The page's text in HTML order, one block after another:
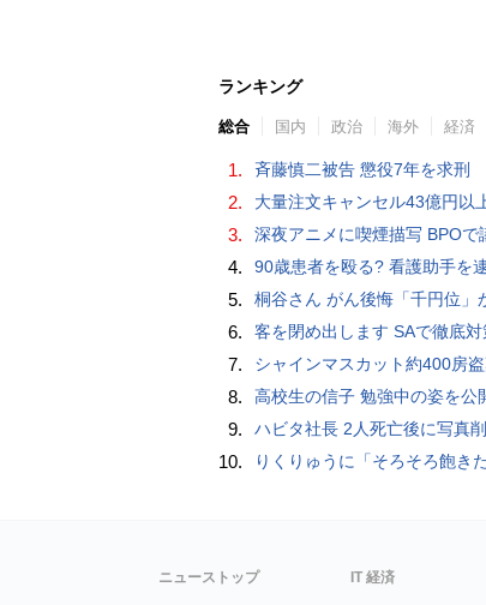
ランキング
総合 国内 政治 海外 経済
1. 斉藤慎二被告 懲役7年を求刑
2. 大量注文キャンセル43億円以
3. 深夜アニメに喫煙描写 BPOで
4. 90歳患者を殴る? 看護助手を
5. 桐谷さん がん後悔「千円位」
6. 客を閉め出します SAで徹底対
7. シャインマスカット約400房
8. 高校生の信子 勉強中の姿を公
9. ハビタ社長 2人死亡後に写真
10. りくりゅうに「そろそろ飽きた
ニューストップ IT 経済